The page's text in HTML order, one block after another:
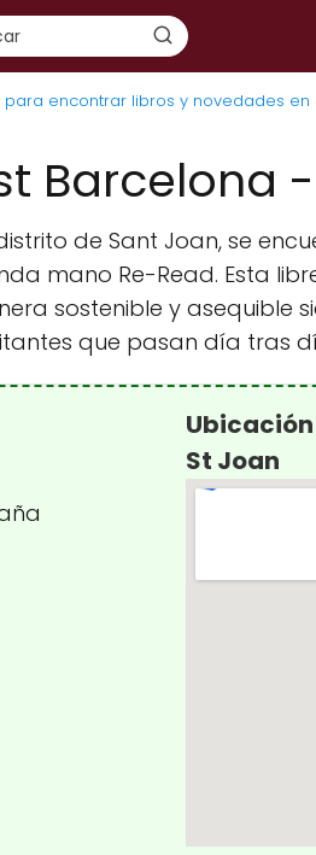
encontrar libros y novedades
Barcelona
de Sant Joan, se
mano Re-Read. Esta
sostenible y asequible
que pasan día tras
St Joan